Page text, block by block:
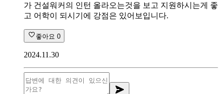
가 건설워커의 인턴 올라오는것을 보고 지원하시는게 좋
고 어학이 되시기에 강점은 있어보입니다.
좋아요 0
2024.11.30